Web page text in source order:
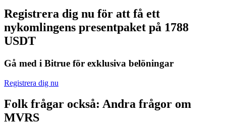
Bli en Copy Trader
Njut av vinstdelning och kopieringshandelsprovisioner
Registrera dig nu för att få ett
nykomlingens presentpaket på 1788
USDT
Gå med i Bitrue för exklusiva belöningar
Registrera dig nu
Folk frågar också: Andra frågor om
MVRS